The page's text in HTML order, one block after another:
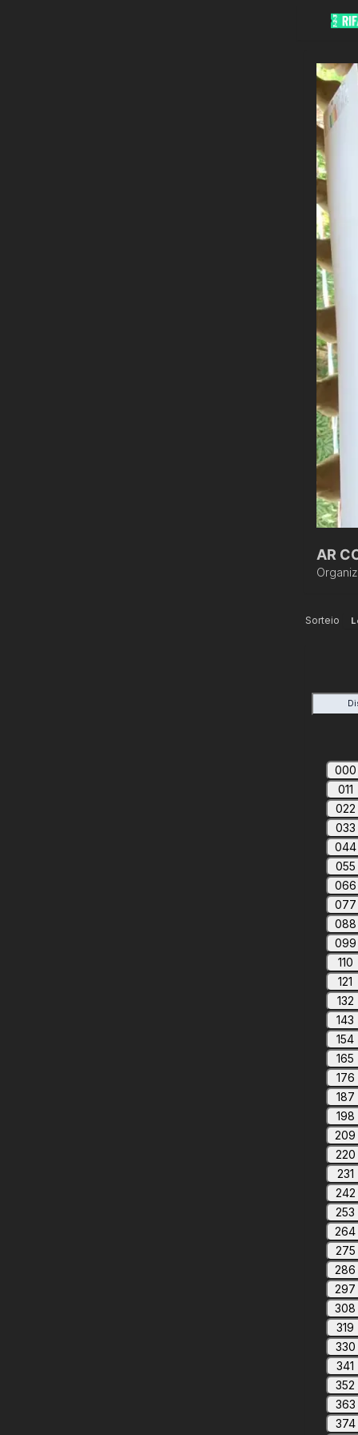
AR
Sorteio
000
011
022
033
044
055
066
077
088
099
110
121
132
143
154
165
176
187
198
209
220
231
242
253
264
275
286
297
308
319
330
341
352
363
374